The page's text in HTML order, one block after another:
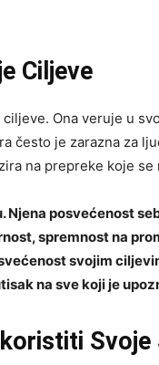
Ciljeve
Ona veruje u
često je zarazna za
na prepreke koje se
posvećenost
spremnost na
svojim
na sve koji je
Svoje